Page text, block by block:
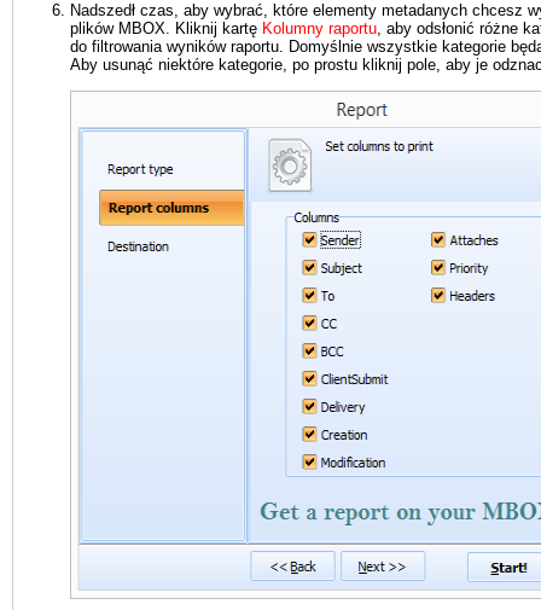
Nadszedł czas, aby wybrać, które elementy metadanych chcesz
plików MBOX. Kliknij kartę Kolumny raportu, aby odsłonić różne
do filtrowania wyników raportu. Domyślnie wszystkie kategorie
Aby usunąć niektóre kategorie, po prostu kliknij pole, aby je